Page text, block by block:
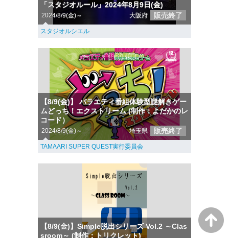
「スタジオルール」2024年8月9日(金)
2024/8/9(金)～ 大阪府 販売終了
スタジオルシエル
【8/9(金)】 バラエティ番組体験型謎解きゲー
ムどっち！エクストリーム (制作：よだかのレ
コード）
2024/8/9(金)～ 埼玉県 販売終了
TAMAARI SUPER QUEST実行委員会
【8/9(金)】Simple脱出シリーズ Vol.2 ～Clas
sroom～ (制作：トリクレット)